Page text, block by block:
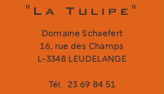
"La Tulipe"
Domaine Schaefert
16, rue des Champs
L-3348 LEUDELANGE
Tél. 23 69 84 51